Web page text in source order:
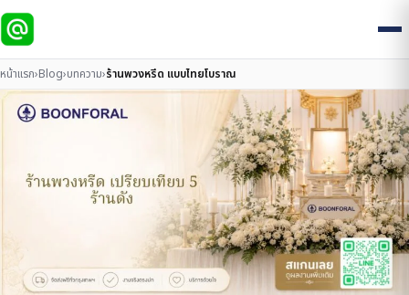
หน้าแรก›Blog›บทความ›ร้านพวงหรีด แบบไทยโบราณ